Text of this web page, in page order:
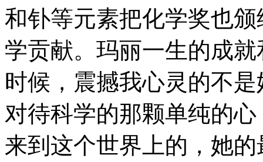
和钋等元素把化学奖也
学贡献。玛丽一生的成
时候，震撼我心灵的不
对待科学的那颗单纯的
来到这个世界上的，她